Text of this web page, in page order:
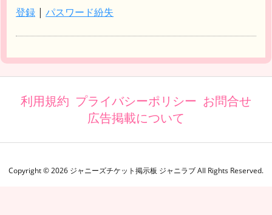
登録 | パスワード紛失
利用規約 プライバシーポリシー お問合せ
広告掲載について
Copyright ©2026 ジャニーズチケット掲示板 ジャニラブAll Rights Reserved.